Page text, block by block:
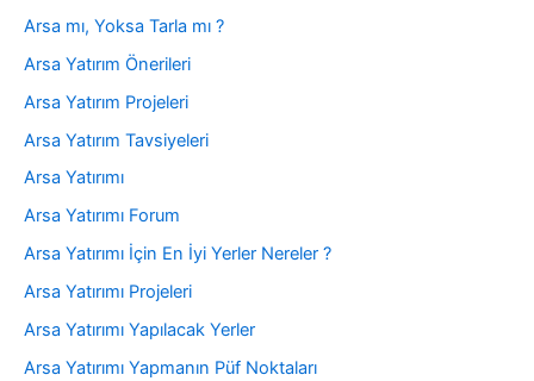
Arsa mı, Yoksa Tarla mı ?
Arsa Yatırım Önerileri
Arsa Yatırım Projeleri
Arsa Yatırım Tavsiyeleri
Arsa Yatırımı
Arsa Yatırımı Forum
Arsa Yatırımı İçin En İyi Yerler Nereler ?
Arsa Yatırımı Projeleri
Arsa Yatırımı Yapılacak Yerler
Arsa Yatırımı Yapmanın Püf Noktaları